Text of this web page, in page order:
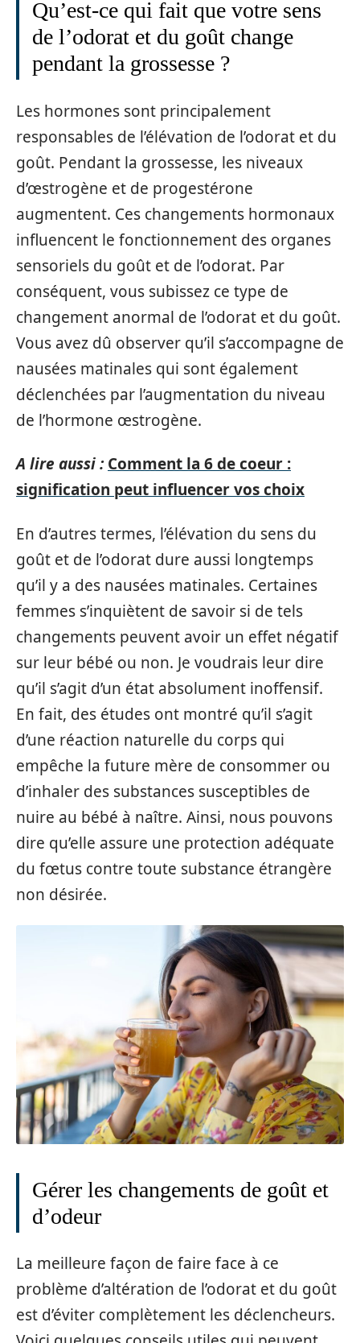
Qu’est-ce qui fait que votre sens
de l’odorat et du goût change
pendant la grossesse ?
Les hormones sont principalement
responsables de l’élévation de l’odorat et du
goût. Pendant la grossesse, les niveaux
d’œstrogène et de progestérone
augmentent. Ces changements hormonaux
influencent le fonctionnement des organes
sensoriels du goût et de l’odorat. Par
conséquent, vous subissez ce type de
changement anormal de l’odorat et du goût.
Vous avez dû observer qu’il s’accompagne de
nausées matinales qui sont également
déclenchées par l’augmentation du niveau
de l’hormone œstrogène.
A lire aussi : Comment la 6 de coeur :
signification peut influencer vos choix
En d’autres termes, l’élévation du sens du
goût et de l’odorat dure aussi longtemps
qu’il y a des nausées matinales. Certaines
femmes s’inquiètent de savoir si de tels
changements peuvent avoir un effet négatif
sur leur bébé ou non. Je voudrais leur dire
qu’il s’agit d’un état absolument inoffensif.
En fait, des études ont montré qu’il s’agit
d’une réaction naturelle du corps qui
empêche la future mère de consommer ou
d’inhaler des substances susceptibles de
nuire au bébé à naître. Ainsi, nous pouvons
dire qu’elle assure une protection adéquate
du fœtus contre toute substance étrangère
non désirée.
Gérer les changements de goût et
d’odeur
La meilleure façon de faire face à ce
problème d’altération de l’odorat et du goût
est d’éviter complètement les déclencheurs.